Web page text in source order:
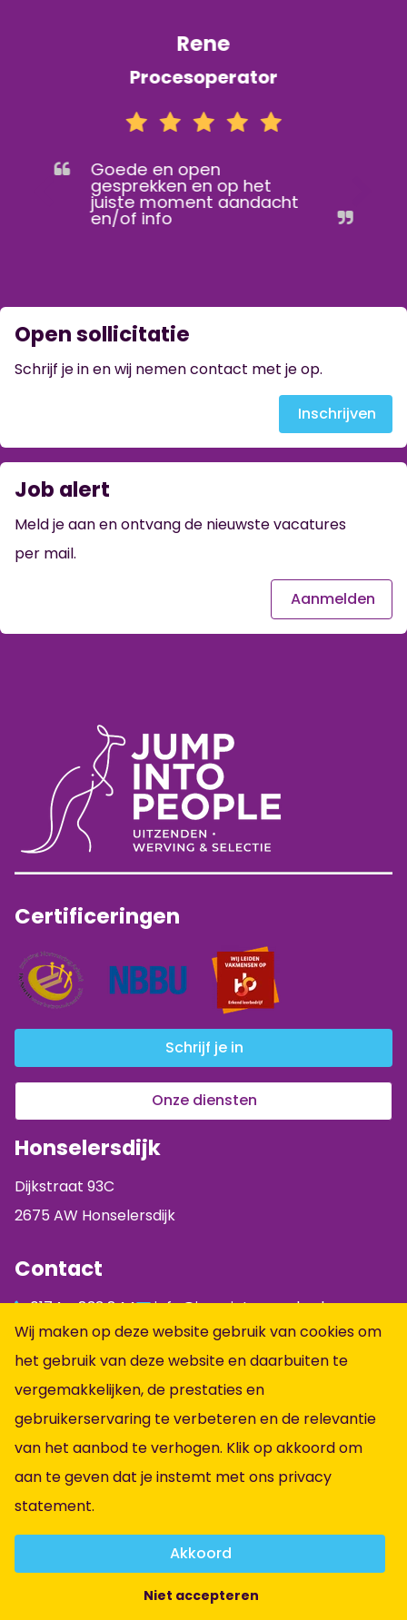
Rene
Procesoperator
Goede en open
gesprekken en op het
juiste moment aandacht
en/of info
Open sollicitatie
Schrijf je in en wij nemen contact met je op.
Inschrijven
Job alert
Meld je aan en ontvang de nieuwste vacatures
per mail.
Aanmelden
Certificeringen
Schrijf je in
Onze diensten
Honselersdijk
Dijkstraat 93C
2675 AW Honselersdijk
Contact
0174 - 833 844
info@jumpintopeople.nl
Facebook
Instagram
LinkedIn
Informatie
Alle vacatures
Vacatures per vakgebied
Over ons
Contact
Algemene voorwaarden
Wij maken op deze website gebruik van cookies om
het gebruik van deze website en daarbuiten te
vergemakkelijken, de prestaties en
gebruikerservaring te verbeteren en de relevantie
van het aanbod te verhogen. Klik op akkoord om
aan te geven dat je instemt met ons privacy
statement.
Akkoord
Niet accepteren